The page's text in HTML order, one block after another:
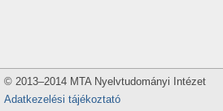
© 2013–2014 MTA Nyelvtudományi Intézet
Adatkezelési tájékoztató